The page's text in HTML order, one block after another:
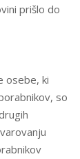
prišlo do
osebe, ki
so